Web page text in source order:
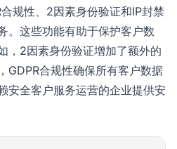
规性、2因素身份验证和IP封禁
。这些功能有助于保护客户数
，2因素身份验证增加了额外的
GDPR合规性确保所有客户数据
安全客户服务运营的企业提供安